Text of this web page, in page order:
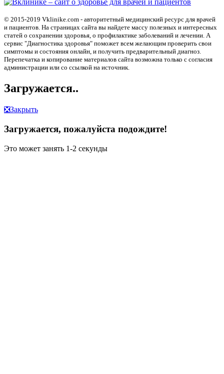
© 2015-2019 Vklinike.com - авторитетный медицинский ресурс для врачей
и пациентов. На страницах сайта вы найдете массу полезных и интересных
статей о сохранении здоровья, о профилактике заболеваний и лечении. А
сервис "Диагностика здоровья" поможет всем желающим проверить свои
симптомы и состояния онлайн, и получить предварительный диагноз.
Перепечатка и копирование материалов сайта возможна только с согласия
администрации или со ссылкой на источник.
Загружается..
❎Закрыть
Загружается, пожалуйста подождите!
Это может занять 1-2 секунды